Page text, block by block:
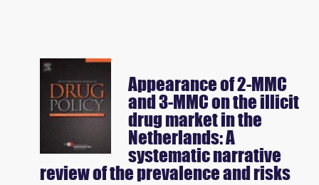
Appearance of 2-MMC
and 3-MMC on the illicit
drug market in the
Netherlands: A
systematic narrative
review of the prevalence and risks